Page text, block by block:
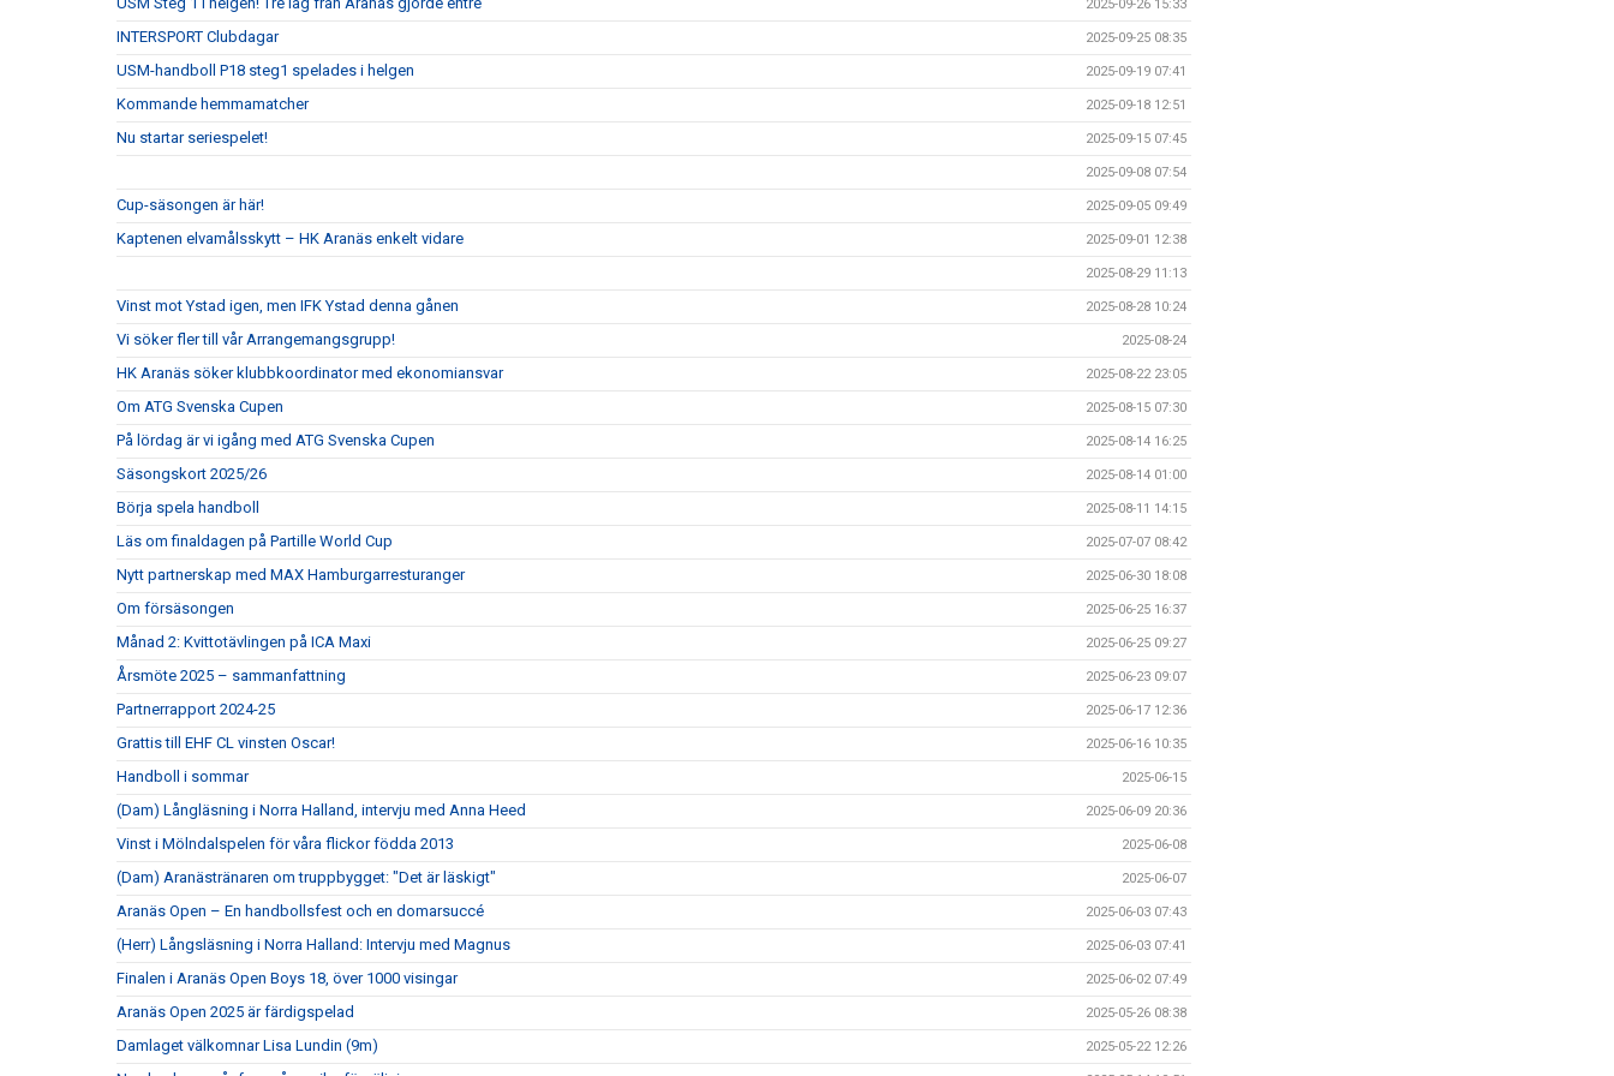
2025-09-26 15:33
INTERSPORT Clubdagar 2025-09-25 08:35
USM-handboll P18 steg1 spelades i helgen 2025-09-19 07:41
Kommande hemmamatcher 2025-09-18 12:51
Nu startar seriespelet! 2025-09-15 07:45
2025-09-08 07:54
Cup-säsongen är här! 2025-09-05 09:49
Kaptenen elvamålsskytt – HK Aranäs enkelt vidare 2025-09-01 12:38
2025-08-29 11:13
Vinst mot Ystad igen, men IFK Ystad denna gånen 2025-08-28 10:24
Vi söker fler till vår Arrangemangsgrupp! 2025-08-24
HK Aranäs söker klubbkoordinator med ekonomiansvar 2025-08-22 23:05
Om ATG Svenska Cupen 2025-08-15 07:30
På lördag är vi igång med ATG Svenska Cupen 2025-08-14 16:25
Säsongskort 2025/26 2025-08-14 01:00
Börja spela handboll 2025-08-11 14:15
Läs om finaldagen på Partille World Cup 2025-07-07 08:42
Nytt partnerskap med MAX Hamburgarresturanger 2025-06-30 18:08
Om försäsongen 2025-06-25 16:37
Månad 2: Kvittotävlingen på ICA Maxi 2025-06-25 09:27
Årsmöte 2025 – sammanfattning 2025-06-23 09:07
Partnerrapport 2024-25 2025-06-17 12:36
Grattis till EHF CL vinsten Oscar! 2025-06-16 10:35
Handboll i sommar 2025-06-15
(Dam) Långläsning i Norra Halland, intervju med Anna Heed 2025-06-09 20:36
Vinst i Mölndalspelen för våra flickor födda 2013 2025-06-08
(Dam) Aranästränaren om truppbygget: "Det är läskigt" 2025-06-07
Aranäs Open – En handbollsfest och en domarsuccé 2025-06-03 07:43
(Herr) Långsläsning i Norra Halland: Intervju med Magnus 2025-06-03 07:41
Finalen i Aranäs Open Boys 18, över 1000 visingar 2025-06-02 07:49
Aranäs Open 2025 är färdigspelad 2025-05-26 08:38
Damlaget välkomnar Lisa Lundin (9m) 2025-05-22 12:26